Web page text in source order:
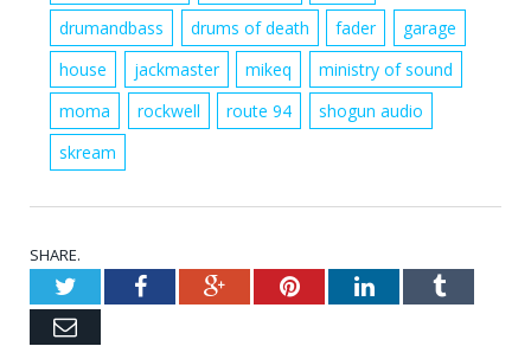
drumandbass
drums of death fader
garage
house
jackmaster mikeq
ministry of sound
moma
rockwell route 94
shogun audio
skream
SHARE.
TwitterFacebookGoogle+PinterestLinkedInTumblr
Email